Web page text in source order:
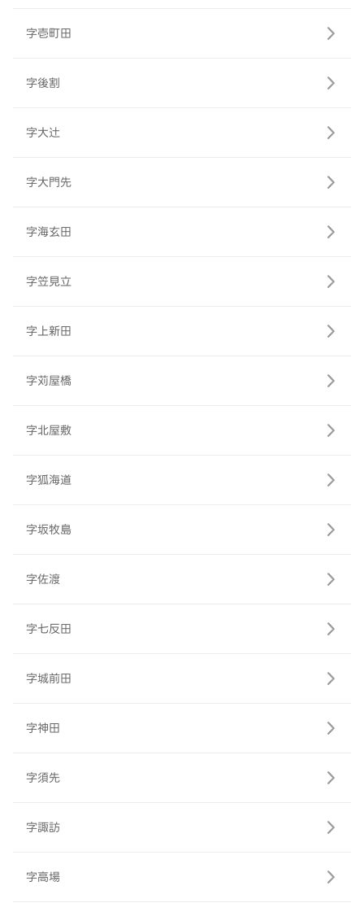
字壱町田
字後割
字大辻
字大門先
字海玄田
字笠見立
字上新田
字苅屋橋
字北屋敷
字狐海道
字坂牧島
字佐渡
字七反田
字城前田
字神田
字須先
字諏訪
字高場